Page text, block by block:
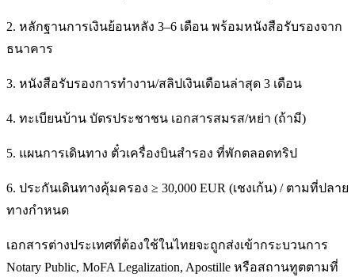
2. หลักฐานการเงินย้อนหลัง 3–6 เดือน พร้อมหนังสือรับรองจาก
ธนาคาร
3. หนังสือรับรองการทำงาน/สลิปเงินเดือนล่าสุด 3 เดือน
4. ทะเบียนบ้าน บัตรประชาชน เอกสารสมรส/หย่า (ถ้ามี)
5. แผนการเดินทาง ตั๋วเครื่องบินสำรอง ที่พักตลอดทริป
6. ประกันเดินทางคุ้มครอง ≥ 30,000 EUR (เชงเก้น) / ตามที่ปลาย
ทางกำหนด
เอกสารต่างประเทศที่ต้องใช้ในไทยจะถูกส่งเข้ากระบวนการ
Notary Public, MoFA Legalization, Apostille หรือสถานทูตตามที่